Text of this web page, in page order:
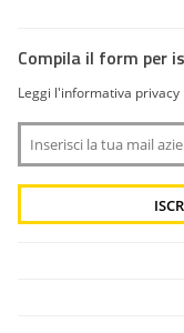
Compila il form per
Leggi l'informativa privacy